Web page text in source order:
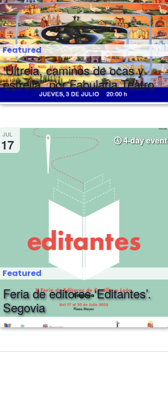
Featured
‘Ultreia, caminos de ocas y
estrella’, por Fabularia Teatro
JUL
17 4-day event
Featured
Feria de editores ‘Editantes’.
Segovia